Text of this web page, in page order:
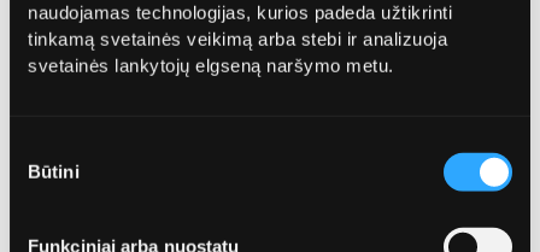
naudojamas technologijas, kurios padeda užtikrinti
tinkamą svetainės veikimą arba stebi ir analizuoja
svetainės lankytojų elgseną naršymo metu.
pasirinkimas
Būtini
Funkciniai arba nuostatų
8. Fejerverkų likučių nepalikite viešose vietose
Panaudoti fejerverkai, jų kartoninės dalys ir vamzdeliai
Nepanaudotus ar sugedusius fejerverkus reikia atiduoti į
kurios priima pirotechniką. Svarbiausia jų neardyti ir